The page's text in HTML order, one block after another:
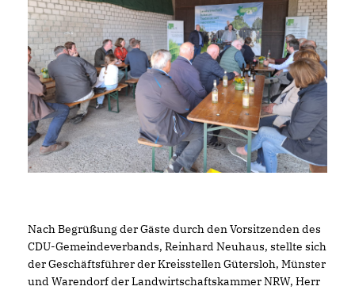
Nach Begrüßung der Gäste durch den Vorsitzenden des
CDU-Gemeindeverbands, Reinhard Neuhaus, stellte sich
der Geschäftsführer der Kreisstellen Gütersloh, Münster
und Warendorf der Landwirtschaftskammer NRW, Herr